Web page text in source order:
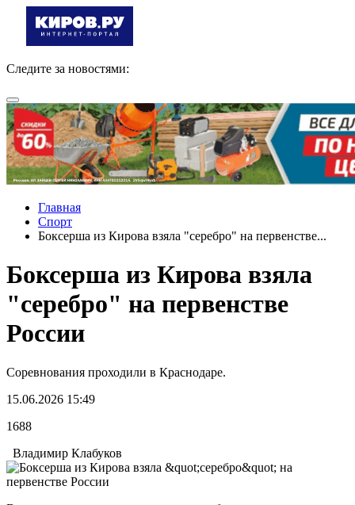
Следите за новостями:
Главная
Спорт
Боксерша из Кирова взяла "серебро" на первенстве...
Боксерша из Кирова взяла
"серебро" на первенстве
России
Соревнования проходили в Краснодаре.
15.06.2026 15:49
1688
Владимир Клабуков